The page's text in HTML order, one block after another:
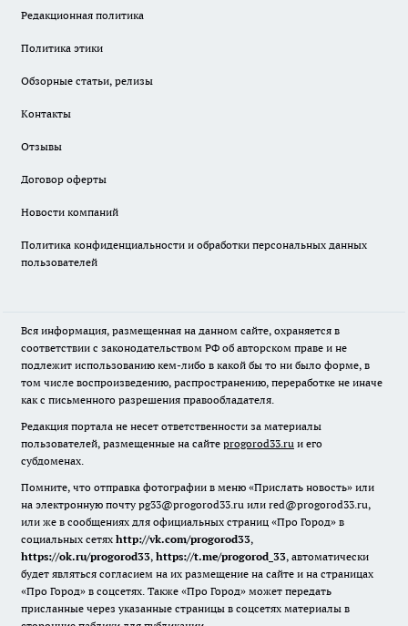
Редакционная политика
Политика этики
Обзорные статьи, релизы
Контакты
Отзывы
Договор оферты
Новости компаний
Политика конфиденциальности и обработки персональных данных
пользователей
Вся информация, размещенная на данном сайте, охраняется в
соответствии с законодательством РФ об авторском праве и не
подлежит использованию кем-либо в какой бы то ни было форме, в
том числе воспроизведению, распространению, переработке не иначе
как с письменного разрешения правообладателя.
Редакция портала не несет ответственности за материалы
пользователей, размещенные на сайте progorod33.ru и его
субдоменах.
Помните, что отправка фотографии в меню «Прислать новость» или
на электронную почту pg33@progorod33.ru или red@progorod33.ru,
или же в сообщениях для официальных страниц «Про Город» в
социальных сетях http://vk.com/progorod33,
https://ok.ru/progorod33, https://t.me/progorod_33, автоматически
будет являться согласием на их размещение на сайте и на страницах
«Про Город» в соцсетях. Также «Про Город» может передать
присланные через указанные страницы в соцсетях материалы в